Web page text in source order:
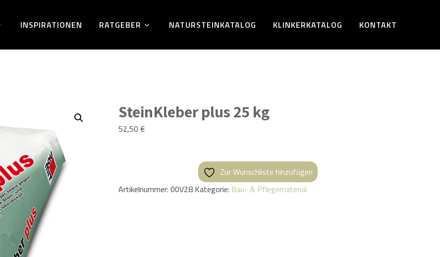
INSPIRATIONEN RATGEBER NATURSTEINKATALOG KLINKERKATALOG KONTAKT
SteinKleber plus 25 kg
52,50€
Zur Wunschliste hinzufügen
Artikelnummer:00V28 Kategorie: Bau- & Pflegematerial